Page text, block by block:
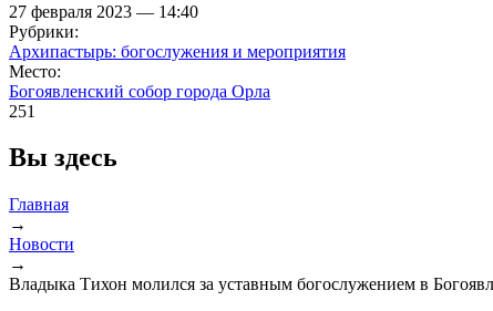
27 февраля 2023 — 14:40
Рубрики:
Архипастырь: богослужения и мероприятия
Место:
Богоявленский собор города Орла
251
Вы здесь
Главная
→
Новости
→
Владыка Тихон молился за уставным богослужением в